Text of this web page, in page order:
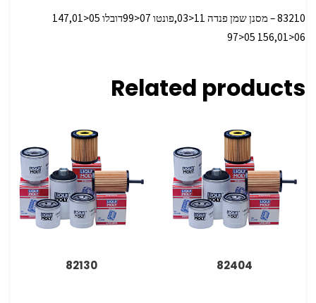
83210 – מסנן שמן פנדה 11<03,פונטו 07<99דובלו 05<147,01
06<156,01 05<97
Related products
82404
82130